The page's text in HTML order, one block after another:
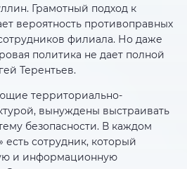
Грамотный подход к
вероятность противоправных
филиала. Но даже
политика не дает полной
Терентьев.
территориально-
вынуждены выстраивать
безопасности. В каждом
сотрудник, который
и информационную